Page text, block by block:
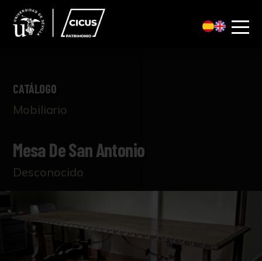
CATÁLOGO
Mobiliario
Mesa De San Antonio
Desconocido